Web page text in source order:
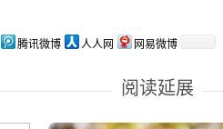
腾讯微博 人人网 网易微博
阅读延展